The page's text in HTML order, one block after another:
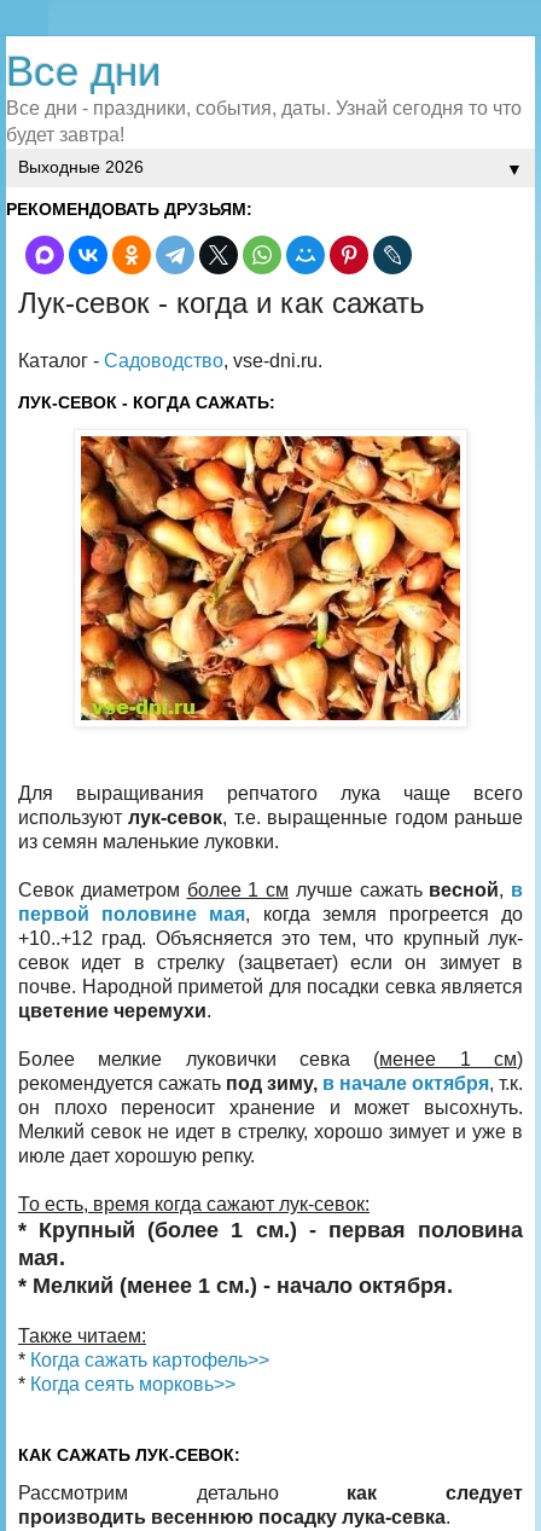
Все дни
Все дни - праздники, события, даты. Узнай сегодня то что
будет завтра!
▼
РЕКОМЕНДОВАТЬ ДРУЗЬЯМ:
Лук-севок - когда и как сажать
Каталог - Садоводство, vse-dni.ru.
ЛУК-СЕВОК - КОГДА САЖАТЬ:
Для выращивания репчатого лука чаще всего
используютлук-севок, т.е. выращенные годом раньше
из семян маленькие луковки.
Севок диаметром более 1 см лучше сажать весной, в
первой половине мая, когда земля прогреется до
+10..+12 град. Объясняется это тем, что крупный лук-
севок идет в стрелку (зацветает) если он зимует в
почве. Народной приметой для посадки севка является
цветение черемухи.
Более мелкие луковички севка (менее 1 см)
рекомендуется сажать под зиму, в начале октября, т.к.
он плохо переносит хранение и может высохнуть.
Мелкий севок не идет в стрелку, хорошо зимует и уже в
июле дает хорошую репку.
То есть, время когда сажают лук-севок:
* Крупный (более 1 см.) - первая половина
мая.
* Мелкий (менее 1 см.) - начало октября.
Также читаем:
* Когда сажать картофель>>
* Когда сеять морковь>>
КАК САЖАТЬ ЛУК-СЕВОК:
Рассмотрим детально как следует
производить весеннюю посадку лука-севка.